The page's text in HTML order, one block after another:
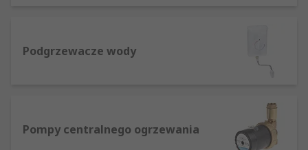
Podgrzewacze wody
Pompy centralnego ogrzewania